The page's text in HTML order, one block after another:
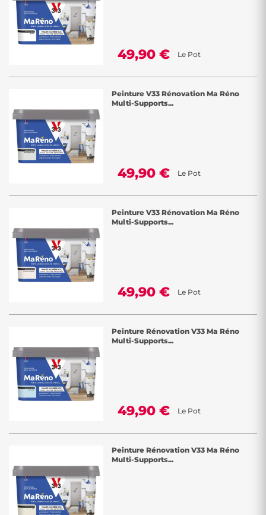
49,90 € Le Pot
Peinture V33 Rénovation Ma Réno
Multi-Supports...
49,90 € Le Pot
Peinture V33 Rénovation Ma Réno
Multi-Supports...
49,90 € Le Pot
Peinture Rénovation V33 Ma Réno
Multi-Supports...
49,90 € Le Pot
Peinture Rénovation V33 Ma Réno
Multi-Supports...